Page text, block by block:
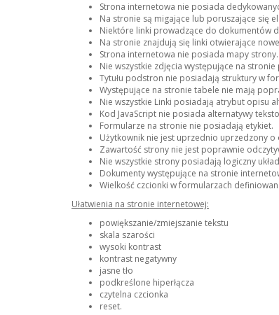
Strona internetowa nie posiada
Na stronie są migające lub poruszające się
Niektóre linki prowadzące do dokumentów
Na stronie znajdują się linki otwierające
Strona internetowa nie posiada mapy strony.
Nie wszystkie zdjęcia występujące na
Tytułu podstron nie posiadają struktury w
Występujące na stronie tabele nie mają
Nie wszystkie Linki posiadają atrybut opisu
Kod JavaScript nie posiada alternatywy
Formularze na stronie nie posiadają etykiet.
Użytkownik nie jest uprzednio uprzedzony
Zawartość strony nie jest poprawnie
Nie wszystkie strony posiadają logiczny
Dokumenty występujące na stronie
Wielkość czcionki w formularzach
Ułatwienia na stronie internetowej:
powiększanie/zmiejszanie tekstu
skala szarości
wysoki kontrast
kontrast negatywny
jasne tło
podkreślone hiperłącza
czytelna czcionka
reset.